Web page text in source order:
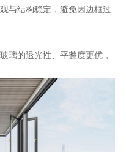
与结构稳定，避免因边框过
璃的透光性、平整度更优，